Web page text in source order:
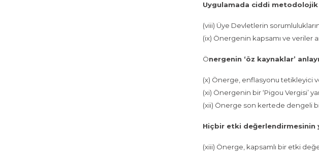
Uygulamada ciddi
(viii) Üye Devletlerin
(ix) Önergenin kapsamı ve veriler
Önergenin ‘öz kaynaklar’
(x) Önerge, enflasyonu tetikleyici
(xi) Önergenin bir ‘Pigou Vergisi’
(xii) Önerge son kertede dengeli
Hiçbir etki değerlendirmesinin
(xiii) Önerge, kapsamlı bir etki